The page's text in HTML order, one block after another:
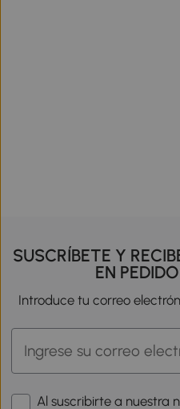
SUSCRÍBETE Y
EN
Introduce tu correo
Al suscribirte a nuestra